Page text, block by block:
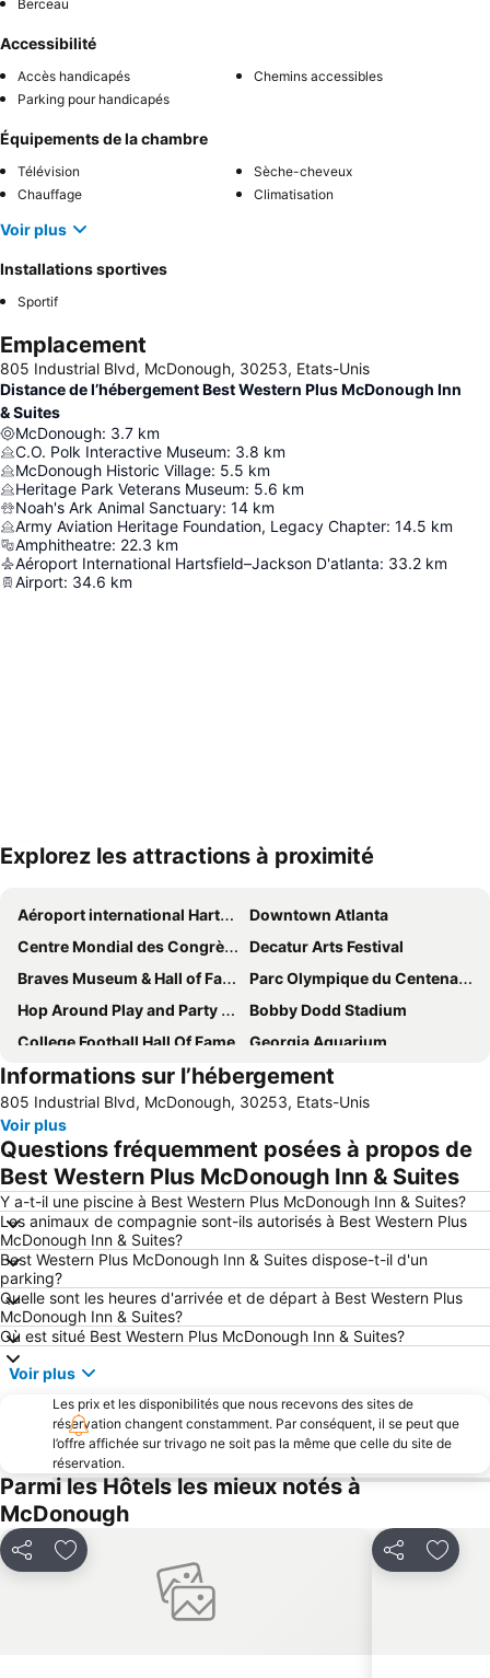
Berceau
Accessibilité
Accès handicapés
Chemins accessibles
Parking pour handicapés
Équipements de la chambre
Télévision
Sèche-cheveux
Chauffage
Climatisation
Voir plus
Installations sportives
Sportif
Emplacement
805 Industrial Blvd, McDonough, 30253, Etats-Unis
Distance de l’hébergement Best Western Plus McDonough Inn
& Suites
McDonough: 3.7 km
C.O. Polk Interactive Museum: 3.8 km
McDonough Historic Village: 5.5 km
Heritage Park Veterans Museum: 5.6 km
Noah's Ark Animal Sanctuary: 14 km
Army Aviation Heritage Foundation, Legacy Chapter: 14.5 km
Amphitheatre: 22.3 km
Aéroport International Hartsfield–Jackson D'atlanta: 33.2 km
Airport: 34.6 km
Explorez les attractions à proximité
Aéroport international Hartsfield-Jackson d'Atlanta
Downtown Atlanta
Centre Mondial des Congrès de Géorgie
Decatur Arts Festival
Braves Museum & Hall of FameTurner Field Tours
Parc Olympique du Centenaire
Hop Around Play and Party Center
Bobby Dodd Stadium
College Football Hall Of Fame
Georgia Aquarium
Peachtree Street
Brookhaven Historic District
Bliss Alanta - Midtown
Lenox Square
Informations sur l’hébergement
805 Industrial Blvd, McDonough, 30253, Etats-Unis
Voir plus
Questions fréquemment posées à propos de
Best Western Plus McDonough Inn & Suites
Y a-t-il une piscine à Best Western Plus McDonough Inn & Suites?
Les animaux de compagnie sont-ils autorisés à Best Western Plus
McDonough Inn & Suites?
Best Western Plus McDonough Inn & Suites dispose-t-il d'un
parking?
Quelle sont les heures d'arrivée et de départ à Best Western Plus
McDonough Inn & Suites?
Où est situé Best Western Plus McDonough Inn & Suites?
Voir plus
Les prix et les disponibilités que nous recevons des sites de
réservation changent constamment. Par conséquent, il se peut que
l’offre affichée sur trivago ne soit pas la même que celle du site de
réservation.
Parmi les Hôtels les mieux notés à
McDonough
PartagerAjouter à mes favoris Partager